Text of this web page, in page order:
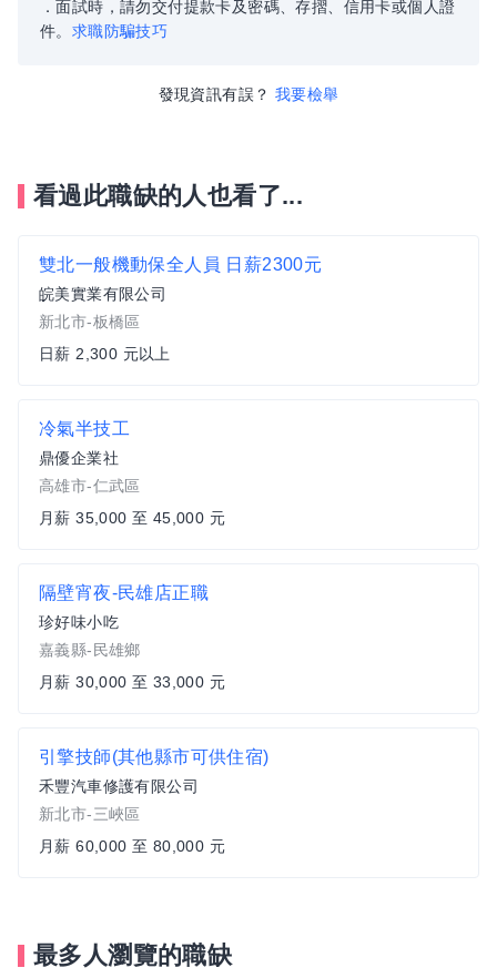
．面試時，請勿交付提款卡及密碼、存摺、信用卡或個人證
件。 求職防騙技巧
發現資訊有誤？ 我要檢舉
看過此職缺的人也看了...
雙北一般機動保全人員 日薪2300元
皖美實業有限公司
新北市-板橋區
日薪 2,300 元以上
冷氣半技工
鼎優企業社
高雄市-仁武區
月薪 35,000 至 45,000 元
隔壁宵夜-民雄店正職
珍好味小吃
嘉義縣-民雄鄉
月薪 30,000 至 33,000 元
引擎技師(其他縣市可供住宿)
禾豐汽車修護有限公司
新北市-三峽區
月薪 60,000 至 80,000 元
最多人瀏覽的職缺